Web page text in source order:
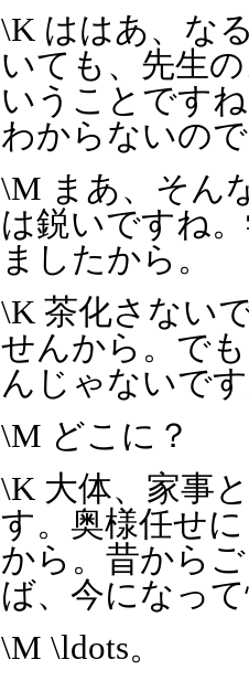
\K ははあ、な
いても、先生
いうことです
わからないの
\M まあ、そん
は鋭いですね
ましたから。
\K 茶化さない
せんから。で
んじゃないで
\M どこに？
\K 大体、家事
す。奥様任せ
から。昔から
ば、今になっ
\M \ldots。